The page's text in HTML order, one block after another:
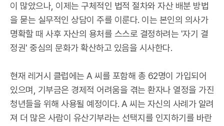
이 많았으나, 이제는 구체적인 법적 절차와 자산 배분 방법
을 묻는 실무적인 상담이 주를 이룬다. 이는 본인의 의사가
명확할 때 사후 자산의 용처를 스스로 결정하려는 '자기 결
정권' 중심의 문화가 확산하고 있음을 시사한다.
현재 레거시 클럽에는 A 씨를 포함해 총 62명이 가입되어
있으며, 기부금은 경제적 어려움을 겪는 환자나 열정을 가진
청년들을 위해 사용될 예정이다. A 씨는 자신의 사례가 알려
져 더 많은 사람이 유산기부라는 선택지를 인지하기를 바란